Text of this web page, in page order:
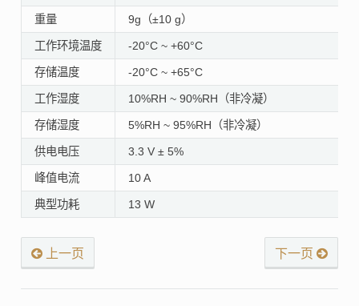
重量 9g（±10 g）
工作环境温度 -20°C ~ +60°C
存储温度 -20°C ~ +65°C
工作湿度 10%RH ~ 90%RH（非冷凝）
存储湿度 5%RH ~ 95%RH（非冷凝）
供电电压 3.3 V ± 5%
峰值电流 10 A
典型功耗 13 W
上一页 下一页